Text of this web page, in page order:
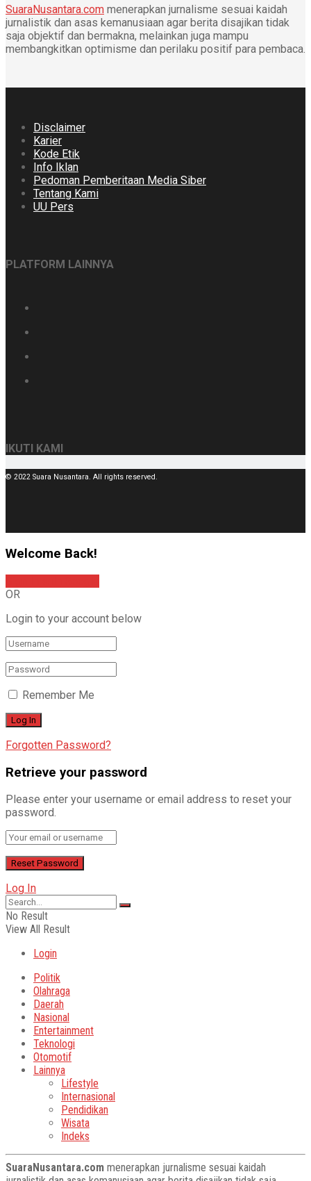
SuaraNusantara.com menerapkan jurnalisme sesuai kaidah
jurnalistik dan asas kemanusiaan agar berita disajikan tidak
saja objektif dan bermakna, melainkan juga mampu
membangkitkan optimisme dan perilaku positif para pembaca.
Disclaimer
Karier
Kode Etik
Info Iklan
Pedoman Pemberitaan Media Siber
Tentang Kami
UU Pers
PLATFORM LAINNYA
IKUTI KAMI
© 2022 Suara Nusantara. All rights reserved.
Welcome Back!
OR
Login to your account below
Remember Me
Forgotten Password?
Retrieve your password
Please enter your username or email address to reset your
password.
Log In
No Result
View All Result
Login
Politik
Olahraga
Daerah
Nasional
Entertainment
Teknologi
Otomotif
Lainnya
Lifestyle
Internasional
Pendidikan
Wisata
Indeks
SuaraNusantara.com menerapkan jurnalisme sesuai kaidah